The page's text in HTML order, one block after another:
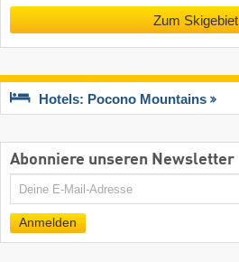
Zum Skigebiet
Hotels: Pocono Mountains
Abonniere unseren Newsletter
E-
Anmelden